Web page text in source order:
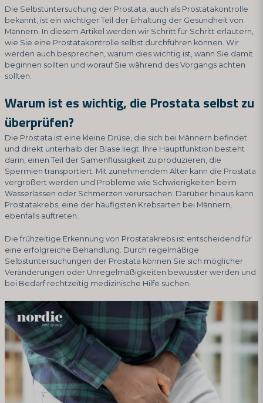
Die Selbstuntersuchung der Prostata, auch als Prostatakontrolle
bekannt, ist ein wichtiger Teil der Erhaltung der Gesundheit von
Männern. In diesem Artikel werden wir Schritt für Schritt erläutern,
wie Sie eine Prostatakontrolle selbst durchführen können. Wir
werden auch besprechen, warum dies wichtig ist, wann Sie damit
beginnen sollten und worauf Sie während des Vorgangs achten
sollten.
Warum ist es wichtig, die Prostata selbst zu
überprüfen?
Die Prostata ist eine kleine Drüse, die sich bei Männern befindet
und direkt unterhalb der Blase liegt. Ihre Hauptfunktion besteht
darin, einen Teil der Samenflüssigkeit zu produzieren, die
Spermien transportiert. Mit zunehmendem Alter kann die Prostata
vergrößert werden und Probleme wie Schwierigkeiten beim
Wasserlassen oder Schmerzen verursachen. Darüber hinaus kann
Prostatakrebs, eine der häufigsten Krebsarten bei Männern,
ebenfalls auftreten.
Die frühzeitige Erkennung von Prostatakrebs ist entscheidend für
eine erfolgreiche Behandlung. Durch regelmäßige
Selbstuntersuchungen der Prostata können Sie sich möglicher
Veränderungen oder Unregelmäßigkeiten bewusster werden und
bei Bedarf rechtzeitig medizinische Hilfe suchen.